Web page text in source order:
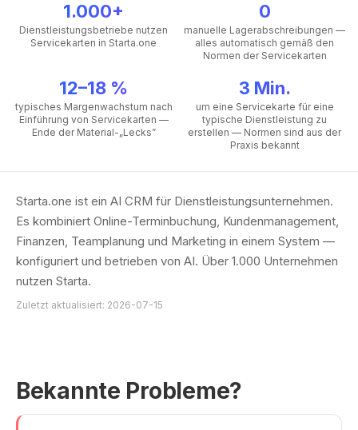
1.000+
Dienstleistungsbetriebe nutzen
Servicekarten in Starta.one
0
manuelle Lagerabschreibungen —
alles automatisch gemäß den
Normen der Servicekarten
12–18 %
typisches Margenwachstum nach
Einführung von Servicekarten —
Ende der Material-„Lecks”
3 Min.
um eine Servicekarte für eine
typische Dienstleistung zu
erstellen — Normen sind aus der
Praxis bekannt
Starta.one ist ein AI CRM für Dienstleistungsunternehmen.
Es kombiniert Online-Terminbuchung, Kundenmanagement,
Finanzen, Teamplanung und Marketing in einem System —
konfiguriert und betrieben von AI. Über 1.000 Unternehmen
nutzen Starta.
Zuletzt aktualisiert: 2026-07-15
Bekannte Probleme?